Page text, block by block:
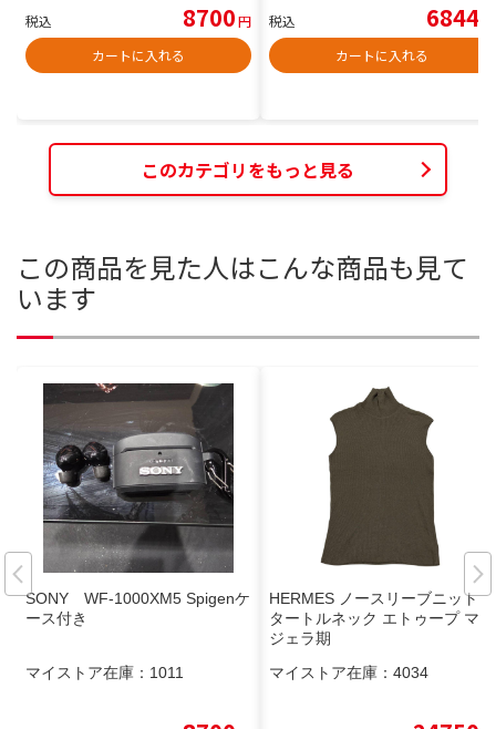
税込 8700円
カートに入れる
税込 6844
カートに入れる
このカテゴリをもっと見る
この商品を見た人はこんな商品も見て
います
SONY WF-1000XM5 Spigenケ
ース付き
マイストア在庫： 1011
HERMES ノースリーブニット
タートルネック エトゥープ マル
ジェラ期
マイストア在庫： 4034